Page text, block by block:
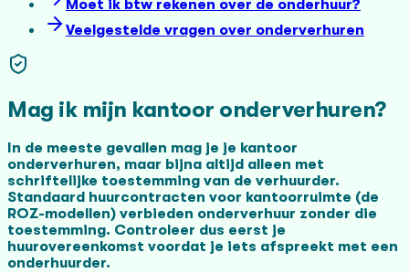
Moet ik btw rekenen over de onderhuur?
Veelgestelde vragen over onderverhuren
Mag ik mijn kantoor onderverhuren?
In de meeste gevallen mag je je kantoor
onderverhuren, maar bijna altijd alleen met
schriftelijke toestemming van de verhuurder.
Standaard huurcontracten voor kantoorruimte (de
ROZ-modellen) verbieden onderverhuur zonder die
toestemming. Controleer dus eerst je
huurovereenkomst voordat je iets afspreekt met een
onderhuurder.